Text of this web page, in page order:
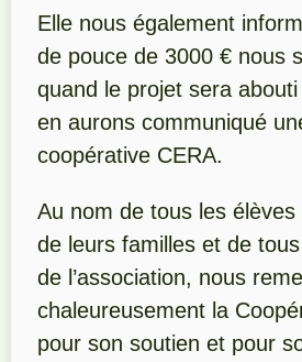
Elle nous également
de pouce de 3000 € nous
quand le projet sera
en aurons communiqué
coopérative CERA.
Au nom de tous les élèves
de leurs familles et de
de l’association, nous
chaleureusement la
pour son soutien et pour